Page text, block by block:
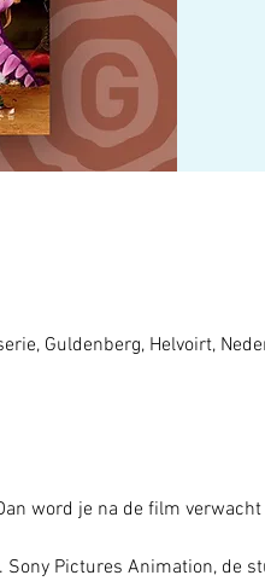
Guldenberg, Helvoirt,
word je na de film
Pictures Animation, de